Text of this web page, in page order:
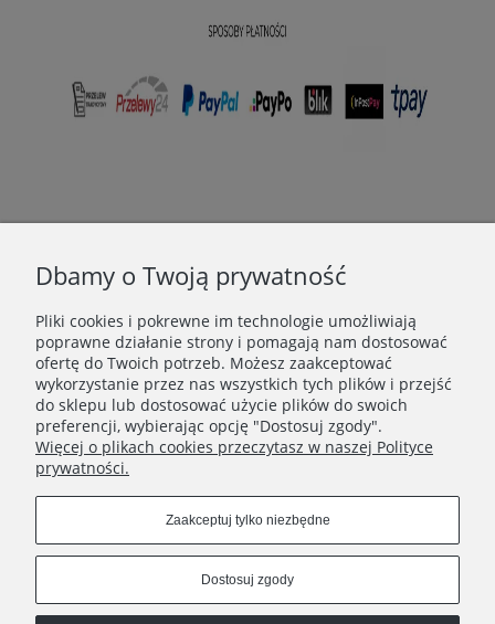
DANE FIRMOWE
INFORMACJE
KATEGORIE
Dział Obsługi Klienta pon - pt 10-18 e-mail:
showroom@magdamatyja.com office@magdamatyja.com
Dbamy o Twoją prywatność
Pliki cookies i pokrewne im technologie umożliwiają
poprawne działanie strony i pomagają nam dostosować
ofertę do Twoich potrzeb. Możesz zaakceptować
wykorzystanie przez nas wszystkich tych plików i przejść
do sklepu lub dostosować użycie plików do swoich
preferencji, wybierając opcję "Dostosuj zgody".
Więcej o plikach cookies przeczytasz w naszej Polityce
prywatności.
Zaakceptuj tylko niezbędne
Dostosuj zgody